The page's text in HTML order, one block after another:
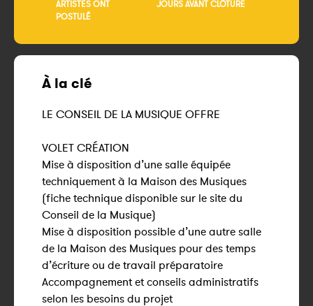
ARTISTES ONT
POSTULÉ
JOURS AVANT CLÔTURE
À la clé
LE CONSEIL DE LA MUSIQUE OFFRE
VOLET CRÉATION
Mise à disposition d’une salle équipée
techniquement à la Maison des Musiques
(fiche technique disponible sur le site du
Conseil de la Musique)
Mise à disposition possible d’une autre salle
de la Maison des Musiques pour des temps
d’écriture ou de travail préparatoire
Accompagnement et conseils administratifs
selon les besoins du projet